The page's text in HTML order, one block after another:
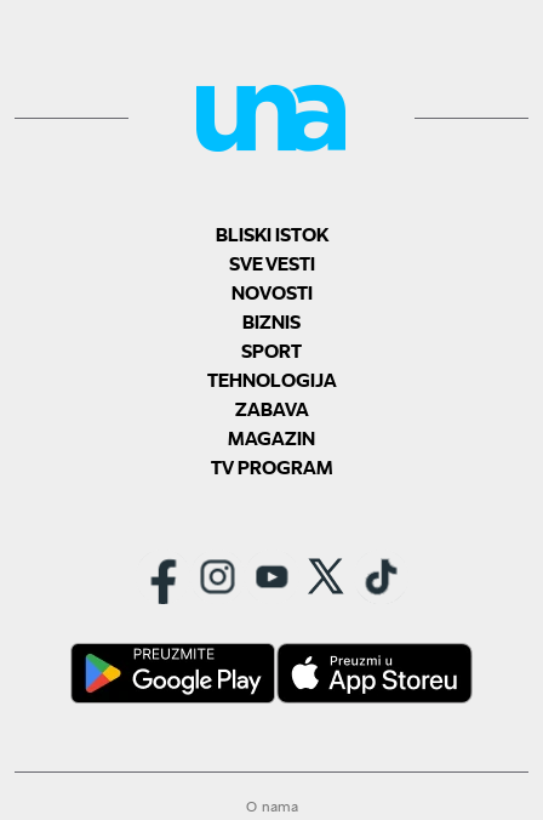
BLISKI ISTOK
SVE VESTI
NOVOSTI
BIZNIS
SPORT
TEHNOLOGIJA
ZABAVA
MAGAZIN
TV PROGRAM
O nama